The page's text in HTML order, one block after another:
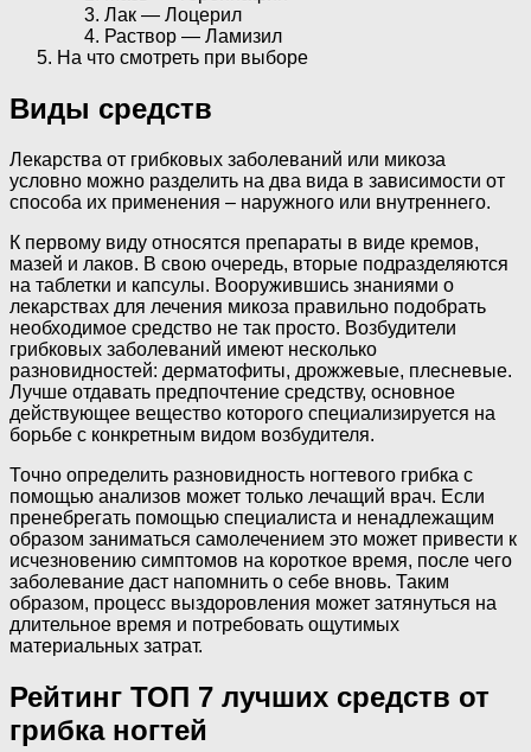
Лак — Лоцерил
Раствор — Ламизил
На что смотреть при выборе
Виды средств
Лекарства от грибковых заболеваний или микоза
условно можно разделить на два вида в зависимости от
способа их применения – наружного или внутреннего.
К первому виду относятся препараты в виде кремов,
мазей и лаков. В свою очередь, вторые подразделяются
на таблетки и капсулы. Вооружившись знаниями о
лекарствах для лечения микоза правильно подобрать
необходимое средство не так просто. Возбудители
грибковых заболеваний имеют несколько
разновидностей: дерматофиты, дрожжевые, плесневые.
Лучше отдавать предпочтение средству, основное
действующее вещество которого специализируется на
борьбе с конкретным видом возбудителя.
Точно определить разновидность ногтевого грибка с
помощью анализов может только лечащий врач. Если
пренебрегать помощью специалиста и ненадлежащим
образом заниматься самолечением это может привести к
исчезновению симптомов на короткое время, после чего
заболевание даст напомнить о себе вновь. Таким
образом, процесс выздоровления может затянуться на
длительное время и потребовать ощутимых
материальных затрат.
Рейтинг ТОП 7 лучших средств от
грибка ногтей